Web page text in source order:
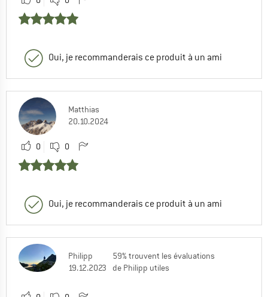
Oui, je recommanderais ce produit à un ami
Matthias
20.10.2024
0 0
Oui, je recommanderais ce produit à un ami
Philipp
19.12.2023
59% trouvent les évaluations
de Philipp utiles